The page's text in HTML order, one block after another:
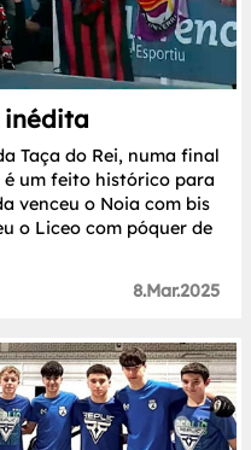
inédita
Taça do Rei, numa final
é um feito histórico para
venceu o Noia com bis
o Liceo com póquer de
8.Mar.2025